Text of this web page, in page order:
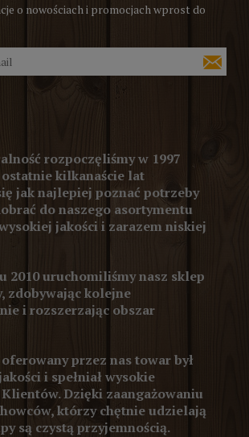
o nowościach i promocjach wprost do
rozpoczęliśmy w 1997
kilkanaście lat
jak najlepiej poznać potrzeby
do naszego asortymentu
jakości i zarazem niskiej
2010 uruchomiliśmy nasz sklep
zdobywając kolejne
i rozszerzając obszar
oferowany przez nas towar był
i spełniał wysokie
Dzięki zaangażowaniu
którzy chętnie udzielają
są czystą przyjemnością.